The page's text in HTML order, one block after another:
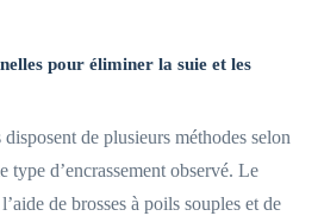
pour éliminer la suie et les
de plusieurs méthodes selon
d’encrassement observé. Le
de brosses à poils souples et de